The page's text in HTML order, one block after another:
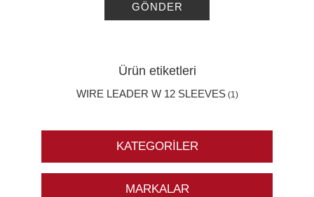
GÖNDER
Ürün etiketleri
WIRE LEADER W 12 SLEEVES (1)
KATEGORILER
MARKALAR